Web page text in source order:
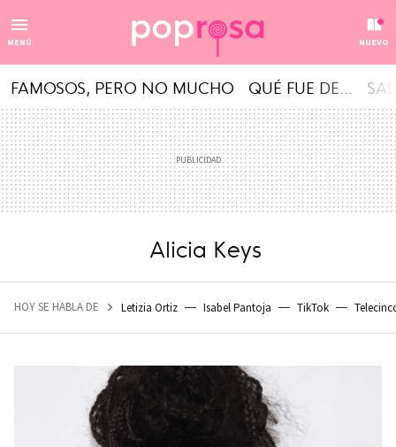
MENÚ NUEVO
FAMOSOS, PERO NO MUCHO QUÉ FUE DE...
Alicia Keys
HOY SE HABLA DE Letizia Ortiz Isabel Pantoja TikTok